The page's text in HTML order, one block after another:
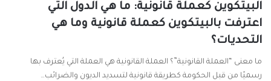
البيتكوين كعملة قانونية: ما هي الدول التي
اعترفت بالبيتكوين كعملة قانونية وما هي
التحديات؟
ما معنى “العملة القانونية”؟ العملة القانونية هي العملة التي يُعترف بها
رسميًا من قبل الحكومة كطريقة قانونية لتسديد الديون والضرائب…